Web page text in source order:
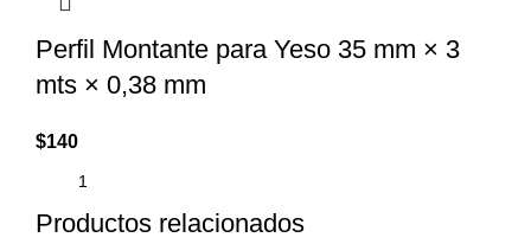
Perfil Montante para Yeso 35 mm × 3
mts × 0,38 mm
$140
Productos relacionados